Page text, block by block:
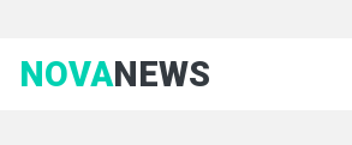
NOVANEWS